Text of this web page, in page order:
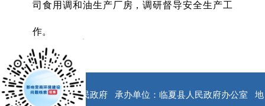
司食用调和油生产厂房，调研督导安全生产工
作。
版权所有：临夏县人民政府 承办单位：临夏县人民政府办公室 地
x